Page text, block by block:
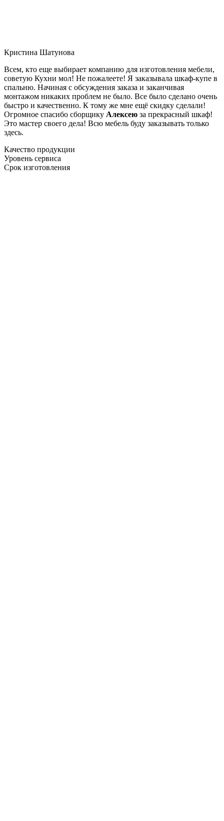
Кристина Шатунова
Всем, кто еще выбирает компанию для изготовления мебели,
советую Кухни мол! Не пожалеете! Я заказывала шкаф-купе в
спальню. Начиная с обсуждения заказа и заканчивая
монтажом никаких проблем не было. Все было сделано очень
быстро и качественно. К тому же мне ещё скидку сделали!
Огромное спасибо сборщику Алексею за прекрасный шкаф!
Это мастер своего дела! Всю мебель буду заказывать только
здесь.
Качество продукции
Уровень сервиса
Срок изготовления